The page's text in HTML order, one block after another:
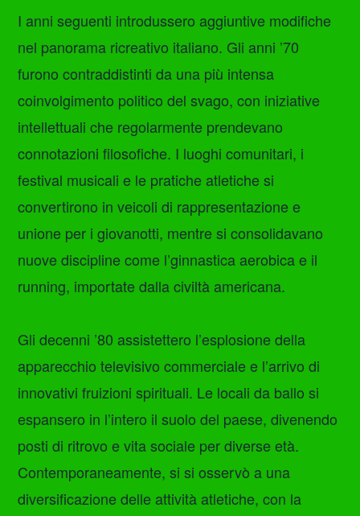
I anni seguenti introdussero aggiuntive modifiche
nel panorama ricreativo italiano. Gli anni ’70
furono contraddistinti da una più intensa
coinvolgimento politico del svago, con iniziative
intellettuali che regolarmente prendevano
connotazioni filosofiche. I luoghi comunitari, i
festival musicali e le pratiche atletiche si
convertirono in veicoli di rappresentazione e
unione per i giovanotti, mentre si consolidavano
nuove discipline come l’ginnastica aerobica e il
running, importate dalla civiltà americana.
Gli decenni ’80 assistettero l’esplosione della
apparecchio televisivo commerciale e l’arrivo di
innovativi fruizioni spirituali. Le locali da ballo si
espansero in l’intero il suolo del paese, divenendo
posti di ritrovo e vita sociale per diverse età.
Contemporaneamente, si si osservò a una
diversificazione delle attività atletiche, con la